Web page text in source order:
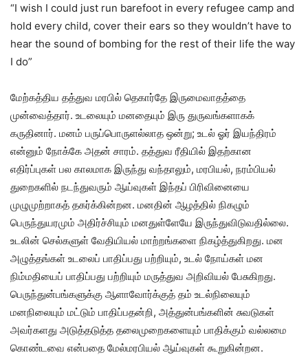
“I wish I could just run barefoot in every refugee camp and
hold every child, cover their ears so they wouldn’t have to
hear the sound of bombing for the rest of their life the way
I do”
மேற்கத்திய தத்துவ மரபில் தெகார்தே இருமைவாதத்தை
முன்வைத்தார். உடலையும் மனதையும் இரு துருவங்களாகக்
கருதினார். மனம் பருப்பொருளல்லாத ஒன்று; உடல் ஓர் இயந்திரம்
என்னும் நோக்கே அதன் சாரம். தத்துவ ரீதியில் இதற்கான
எதிர்ப்புகள் பல காலமாக இருந்து வந்தாலும், மரபியல், நரம்பியல்
துறைகளில் நடந்துவரும் ஆய்வுகள் இந்தப் பிரிவினையை
முழுமுற்றாகத் தகர்க்கின்றன. மனதின் ஆழத்தில் நிகழும்
பெருந்துயரமும் அதிர்ச்சியும் மனதுள்ளேயே இருந்துவிடுவதில்லை.
உடலின் செல்களுள் வேதியியல் மாற்றங்களை நிகழ்த்துகிறது. மன
அழுத்தங்கள் உடலைப் பாதிப்பது பற்றியும், உடல் நோய்கள் மன
நிம்மதியைப் பாதிப்பது பற்றியும் மருத்துவ அறிவியல் பேசுகிறது.
பெருந்துன்பங்களுக்கு ஆளாவோர்க்குத் தம் உடல்நிலையும்
மனநிலையும் மட்டும் பாதிப்பதன்றி, அத்துன்பங்களின் சுவடுகள்
அவர்களது அடுத்தடுத்த தலைமுறைகளையும் பாதிக்கும் வல்லமை
கொண்டவை என்பதை மேல்மரபியல் ஆய்வுகள் கூறுகின்றன.